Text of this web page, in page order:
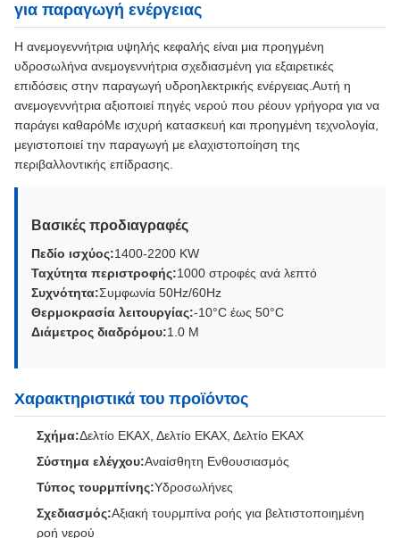
για παραγωγή ενέργειας
Η ανεμογεννήτρια υψηλής κεφαλής είναι μια προηγμένη
υδροσωλήνα ανεμογεννήτρια σχεδιασμένη για εξαιρετικές
επιδόσεις στην παραγωγή υδροηλεκτρικής ενέργειας.Αυτή η
ανεμογεννήτρια αξιοποιεί πηγές νερού που ρέουν γρήγορα για να
παράγει καθαρόΜε ισχυρή κατασκευή και προηγμένη τεχνολογία,
μεγιστοποιεί την παραγωγή με ελαχιστοποίηση της
περιβαλλοντικής επίδρασης.
Βασικές προδιαγραφές
Πεδίο ισχύος:1400-2200 KW
Ταχύτητα περιστροφής:1000 στροφές ανά λεπτό
Συχνότητα:Συμφωνία 50Hz/60Hz
Θερμοκρασία λειτουργίας:-10°C έως 50°C
Διάμετρος διαδρόμου:1.0 M
Χαρακτηριστικά του προϊόντος
Σχήμα:Δελτίο ΕΚΑΧ, Δελτίο ΕΚΑΧ, Δελτίο ΕΚΑΧ
Σύστημα ελέγχου:Αναίσθητη Ενθουσιασμός
Τύπος τουρμπίνης:Υδροσωλήνες
Σχεδιασμός:Αξιακή τουρμπίνα ροής για βελτιστοποιημένη
ροή νερού